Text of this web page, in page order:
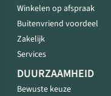
Winkelen op afspraak
Buitenvriend voordeel
Zakelijk
Services
DUURZAAMHEID
Bewuste keuze